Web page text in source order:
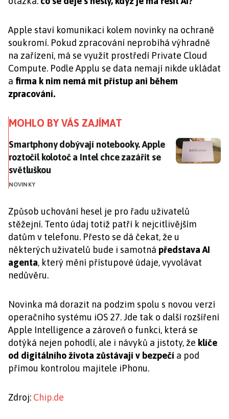
Apple staví komunikaci kolem novinky na ochraně
soukromí. Pokud zpracování neprobíhá výhradně
na zařízení, má se využít prostředí Private Cloud
Compute. Podle Applu se data nemají nikde ukládat
a firma k nim nemá mít přístup ani během
zpracování.
MOHLO BY VÁS ZAJÍMAT
Smartphony dobývají notebooky. Apple roztočil
Smartphony dobývají notebooky. Apple
roztočil kolotoč a Intel chce zazářit se
světluškou
NOVINKY
Způsob uchování hesel je pro řadu uživatelů
stěžejní. Tento údaj totiž patří k nejcitlivějším
datům v telefonu. Přesto se dá čekat, že u
některých uživatelů bude i samotná představa AI
agenta, který mění přístupové údaje, vyvolávat
nedůvěru.
Novinka má dorazit na podzim spolu s novou verzí
operačního systému iOS 27. Jde tak o další rozšíření
Apple Intelligence a zároveň o funkci, která se
dotýká nejen pohodlí, ale i návyků a jistoty, že klíče
od digitálního života zůstávají v bezpečí a pod
přímou kontrolou majitele iPhonu.
Zdroj: Chip.de